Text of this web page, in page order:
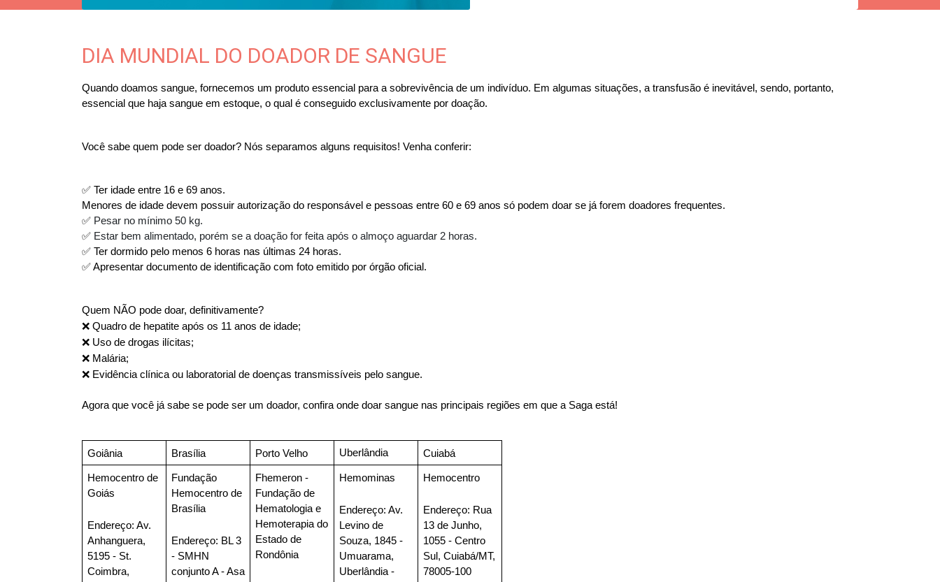
DIA MUNDIAL DO DOADOR DE SANGUE
Quando doamos sangue, fornecemos um produto essencial para a sobrevivência de um indivíduo. Em algumas situações, a transfusão é inevitável, sendo, portanto,
essencial que haja sangue em estoque, o qual é conseguido exclusivamente por doação.
Você sabe quem pode ser doador? Nós separamos alguns requisitos! Venha conferir:
✅ Ter idade entre 16 e 69 anos.
Menores de idade devem possuir autorização do responsável e pessoas entre 60 e 69 anos só podem doar se já forem doadores frequentes.
✅ Pesar no mínimo 50 kg.
✅ Estar bem alimentado, porém se a doação for feita após o almoço aguardar 2 horas.
✅ Ter dormido pelo menos 6 horas nas últimas 24 horas.
✅ Apresentar documento de identificação com foto emitido por órgão oficial.
Quem NÃO pode doar, definitivamente?
❌ Quadro de hepatite após os 11 anos de idade;
❌ Uso de drogas ilícitas;
❌ Malária;
❌ Evidência clínica ou laboratorial de doenças transmissíveis pelo sangue.
Agora que você já sabe se pode ser um doador, confira onde doar sangue nas principais regiões em que a Saga está!
Goiânia Brasília Porto Velho Uberlândia Cuiabá
Hemocentro de
Goiás
Endereço: Av.
Anhanguera,
5195 - St.
Coimbra,
Fundação
Hemocentro de
Brasília
Endereço: BL 3
- SMHN
conjunto A - Asa
Fhemeron -
Fundação de
Hematologia e
Hemoterapia do
Estado de
Rondônia
Hemominas
Endereço: Av.
Levino de
Souza, 1845 -
Umuarama,
Uberlândia -
Hemocentro
Endereço: Rua
13 de Junho,
1055 - Centro
Sul, Cuiabá/MT,
78005-100